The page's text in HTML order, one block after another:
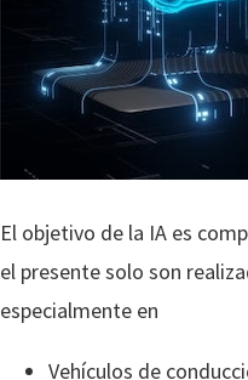
El objetivo de la IA es
el presente solo son
especialmente en
Vehículos de